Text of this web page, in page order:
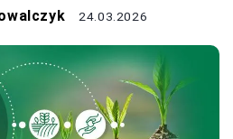
24.03.2026